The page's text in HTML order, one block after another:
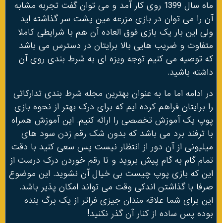
ماه سال 1399 روی کار آمد و می توان گفت تجربه مشابه
آن را می توان در بازی مزرعه مین پشت سر گذاشته اید
ولی این بار یک بازی فوق العاده آن هم با شرایطی کاملا
متفاوت و ضریب هایی بالا برایتان در دسترس می باشد
که توصیه می کنیم توجه ویزه ای به شرط بندی روی آن
داشته باشید.
در ادامه اما ما به عنوان بهترین مجله شرط بندی تدارکاتی
را برایتان فراهم کرده ایم که برای درک بهتر از نحوه بازی
پوپ یک آموزش تخصصی را ارائه کنیم. این آموزش همراه
با ترفند برد می باشد که بدون شک رقم زدن سود های
میلیونی از آن دور از انتظار نیست پس سعی کنید با دقت
تمام گام به گام پیش بروید و تا رقم خوردن درک درست از
این که بازی پوپ چیست بی خیال آن نشوید. این موضوع
صرفا با گذاشتن اندکی وقت می تواند امکان پذیر باشد.
این برای شما علاقه مندان جیزی فراتر از یک برگ بنده
بوده پس ساده از کنار آن گذر نکنید!